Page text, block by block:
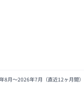
8月〜2026年7月 （直近12ヶ月間）